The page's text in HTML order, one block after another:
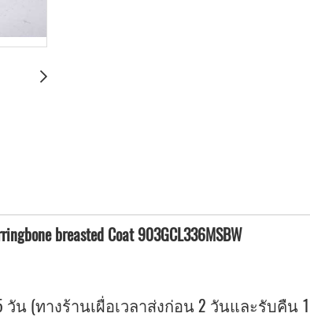
breasted Coat 903GCL336MSBW
น (ทางร้านเผื่อเวลาส่งก่อน 2 วันและรับคืน